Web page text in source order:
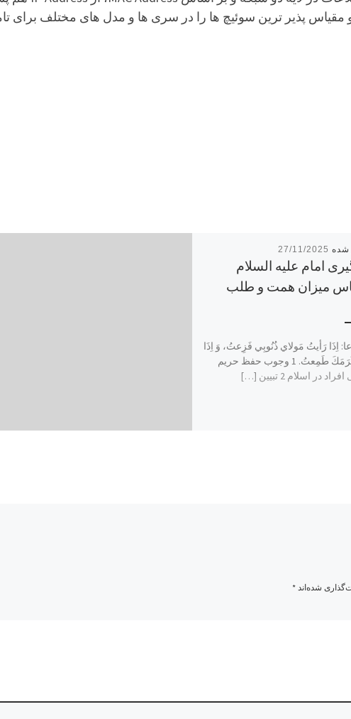
مقیاس پذیر ترین سوئیچ ها را در سری ها و مدل های مختلف برای
27/11/2025
امام علیه السلام
میزان همت و طلب
اِذَا رَأيتُ مَولاي ذُنُوبِي فَزِعتُ، وَ اِذَا
رَأيتُ كَرَمَكَ طَمِعتُ. 1 وجوب حفظ حریم
در اسلام 2 تبیین […]
شده‌اند*